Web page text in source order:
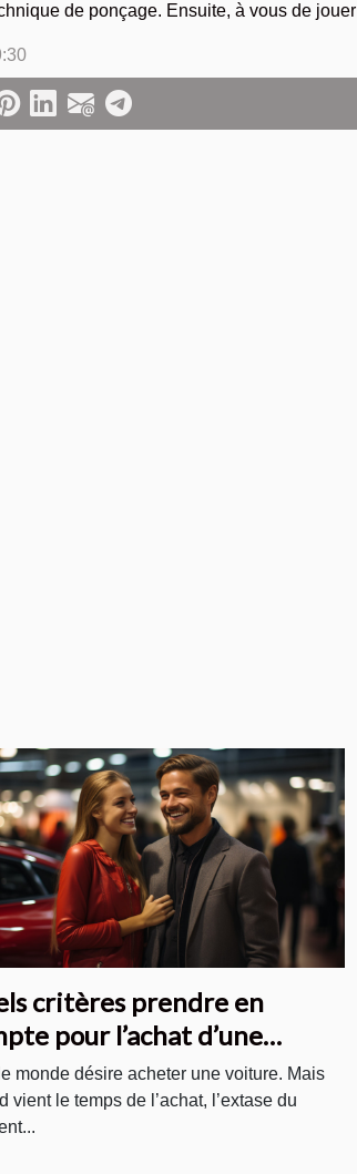
de ponçage. Ensuite, à vous de jouer
critères prendre en
pour l’achat d’une
?
monde désire acheter une voiture. Mais
vient le temps de l’achat, l’extase du